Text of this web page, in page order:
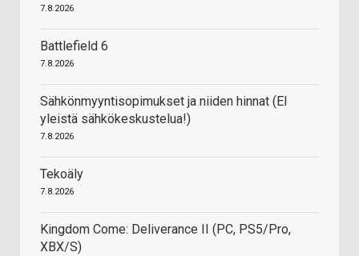
7.8.2026
Battlefield 6
7.8.2026
Sähkönmyyntisopimukset ja niiden hinnat (EI
yleistä sähkökeskustelua!)
7.8.2026
Tekoäly
7.8.2026
Kingdom Come: Deliverance II (PC, PS5/Pro,
XBX/S)